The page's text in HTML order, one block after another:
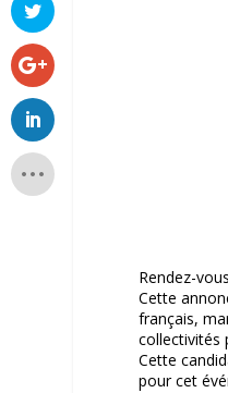
Rendez-
Cette
français,
collectivités
Cette
pour cet